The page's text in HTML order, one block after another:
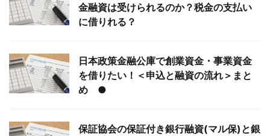
金融資は受けられるのか？税金の支払い
に借りれる？
日本政策金融公庫で創業資金・事業資金
を借りたい！＜申込と融資の流れ＞まと
め ●
保証協会の保証付き銀行融資(マル保)と銀